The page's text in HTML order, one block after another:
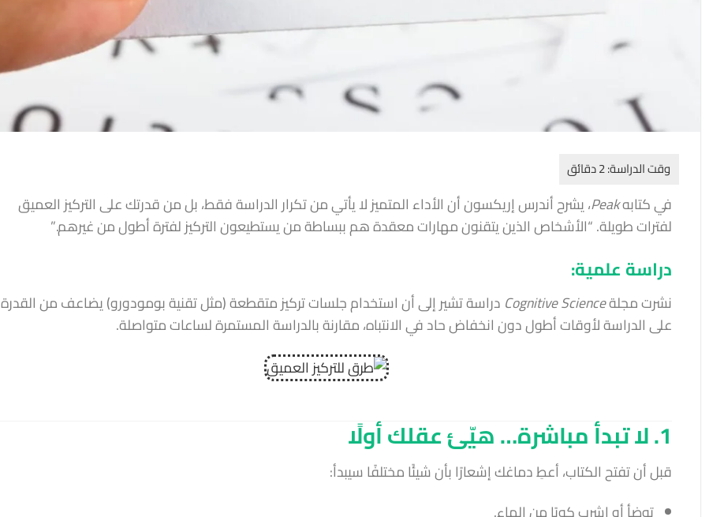
في كتابهPeak، يشرح أندرس إريكسون أن الأداء المتميز لا يأتي من تكرار الدراسة فقط، بل من قدرتك على التركيز العميق
لفترات طويلة. “الأشخاص الذين يتقنون مهارات معقدة هم ببساطة من يستطيعون التركيز لفترة أطول من غيرهم.”
دراسة علمية:
نشرت مجلةCognitive Science دراسة تشير إلى أن استخدام جلسات تركيز متقطعة (مثل تقنية بومودورو) يضاعف من القدرة
على الدراسة لأوقات أطول دون انخفاض حاد في الانتباه، مقارنة بالدراسة المستمرة لساعات متواصلة.
1. لا تبدأ مباشرة… هيّئ عقلك أولًا
قبل أن تفتح الكتاب، أعطِ دماغك إشعارًا بأن شيئًا مختلفًا سيبدأ: